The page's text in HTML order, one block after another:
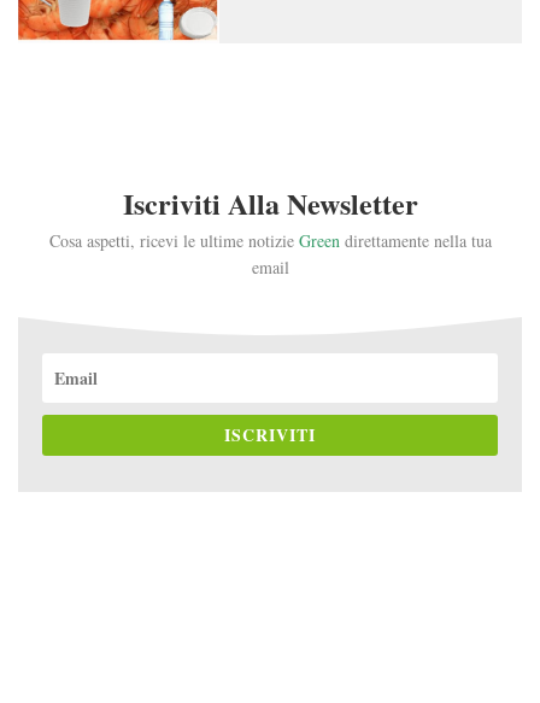
Iscriviti Alla Newsletter
Cosa aspetti, ricevi le ultime notizie Green direttamente nella tua
email
ISCRIVITI